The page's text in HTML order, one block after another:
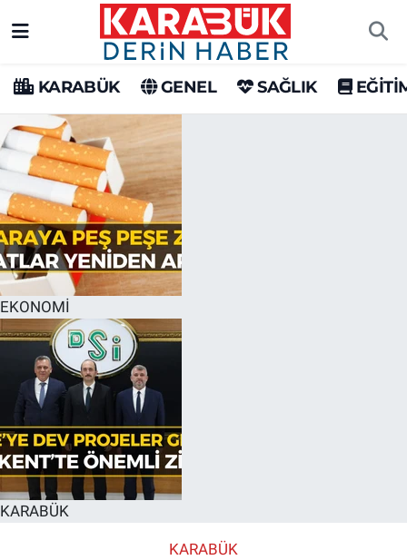
KARABÜK GENEL SAĞLIK
EKONOMİ
KARABÜK
KARABÜK
Karabük Hava Durumu
Karabük Trafik Yoğunluk Haritası
Süper Lig Puan Durumu ve Fikstür
Tüm Manşetler
Son Dakika Haberleri
Haber Arşivi